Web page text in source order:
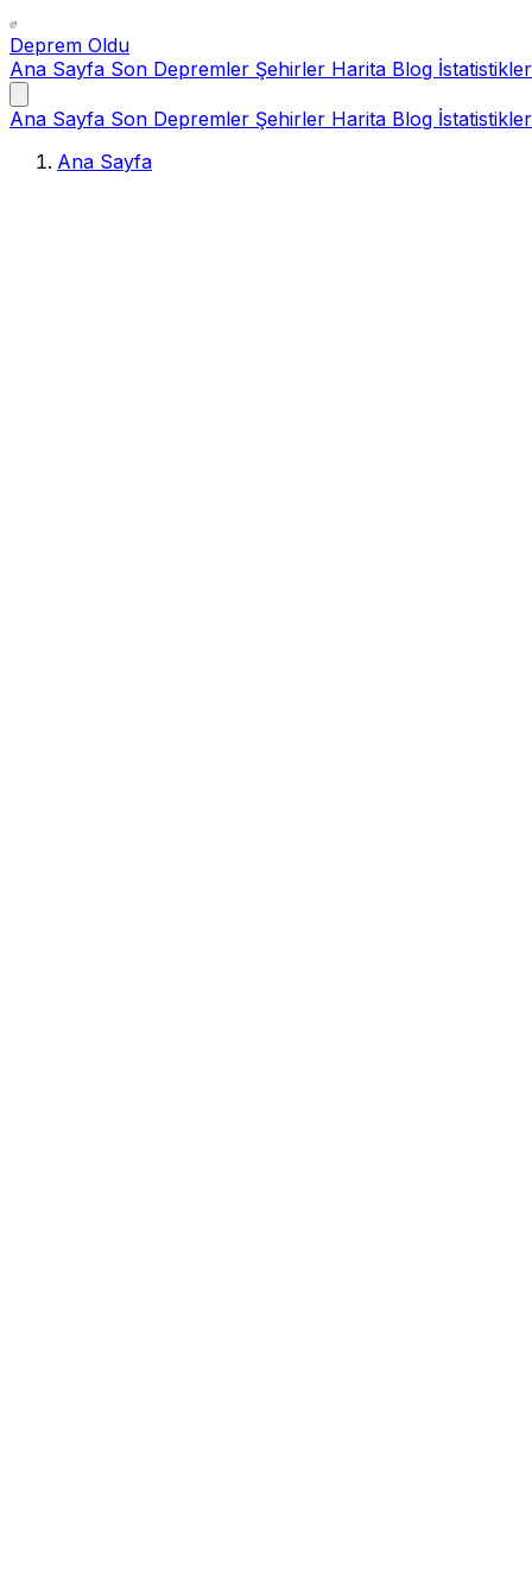
Deprem Oldu
Ana Sayfa Son Depremler Şehirler Harita Blog İstatistikler
Ana Sayfa Son Depremler Şehirler Harita Blog İstatistikler
Ana Sayfa